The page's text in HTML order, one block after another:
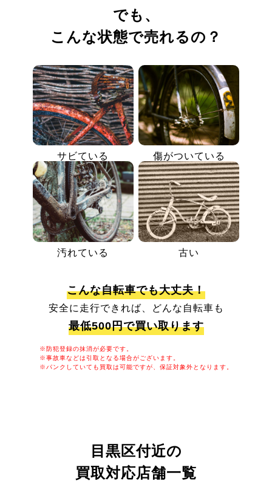
でも、
こんな状態で売れるの？
サビている 傷がついている
汚れている 古い
こんな自転車でも大丈夫！
安全に走行できれば、どんな自転車も
最低500円で買い取ります
※防犯登録の抹消が必要です。
※事故車などは引取となる場合がございます。
※パンクしていても買取は可能ですが、保証対象外となります。
目黒区付近の
買取対応店舗一覧